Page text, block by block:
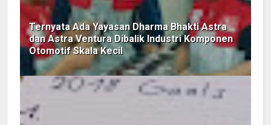
Ternyata Ada Yayasan Dharma Bhakti Astra
dan Astra Ventura Dibalik Industri Komponen
Otomotif Skala Kecil